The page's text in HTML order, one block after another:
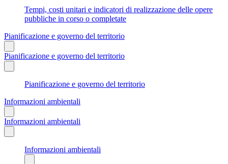
Tempi, costi unitari e indicatori di realizzazione delle opere
pubbliche in corso o completate
Pianificazione e governo del territorio
Pianificazione e governo del territorio
Pianificazione e governo del territorio
Informazioni ambientali
Informazioni ambientali
Informazioni ambientali